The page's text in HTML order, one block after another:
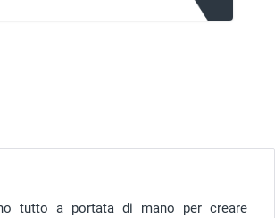
tutto a portata di mano per creare